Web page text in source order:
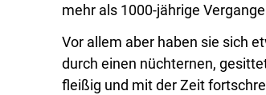
mehr als 1000-jährige
Vor allem aber haben sie sich
durch einen nüchternen,
fleißig und mit der Zeit